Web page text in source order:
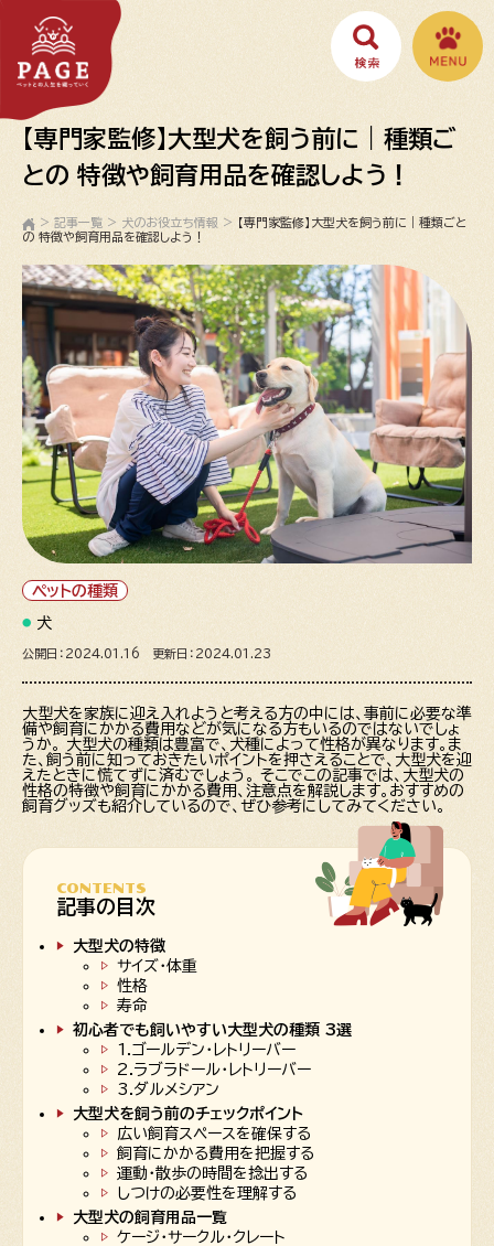
【専門家監修】大型犬を飼う前に｜種類ご
との 特徴や飼育用品を確認しよう！
> 記事一覧 > 犬のお役立ち情報 >
【専門家監修】大型犬を飼う前に｜種類ごと
の 特徴や飼育用品を確認しよう！
ペットの種類
犬
公開日：2024.01.16 更新日：2024.01.23
大型犬を家族に迎え入れようと考える方の中には、事前に必要な準
備や飼育にかかる費用などが気になる方もいるのではないでしょ
うか。 大型犬の種類は豊富で、犬種によって性格が異なります。ま
た、飼う前に知っておきたいポイントを押さえることで、大型犬を迎
えたときに慌てずに済むでしょう。 そこでこの記事では、大型犬の
性格の特徴や飼育にかかる費用、注意点を解説します。おすすめの
飼育グッズも紹介しているので、ぜひ参考にしてみてください。
CONTENTS
記事の目次
大型犬の特徴
サイズ・体重
性格
寿命
初心者でも飼いやすい大型犬の種類 3選
1.ゴールデン・レトリーバー
2.ラブラドール・レトリーバー
3.ダルメシアン
大型犬を飼う前のチェックポイント
広い飼育スペースを確保する
飼育にかかる費用を把握する
運動・散歩の時間を捻出する
しつけの必要性を理解する
大型犬の飼育用品一覧
ケージ・サークル・クレート